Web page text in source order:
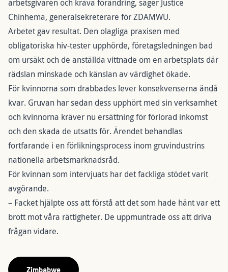
arbetsgivaren och kräva förändring, säger Justice
Chinhema, generalsekreterare för ZDAMWU.
Arbetet gav resultat. Den olagliga praxisen med
obligatoriska hiv-tester upphörde, företagsledningen bad
om ursäkt och de anställda vittnade om en arbetsplats där
rädslan minskade och känslan av värdighet ökade.
För kvinnorna som drabbades lever konsekvenserna ändå
kvar. Gruvan har sedan dess upphört med sin verksamhet
och kvinnorna kräver nu ersättning för förlorad inkomst
och den skada de utsatts för. Ärendet behandlas
fortfarande i en förlikningsprocess inom gruvindustrins
nationella arbetsmarknadsråd.
För kvinnan som intervjuats har det fackliga stödet varit
avgörande.
– Facket hjälpte oss att förstå att det som hade hänt var ett
brott mot våra rättigheter. De uppmuntrade oss att driva
frågan vidare.
Zimbabwe